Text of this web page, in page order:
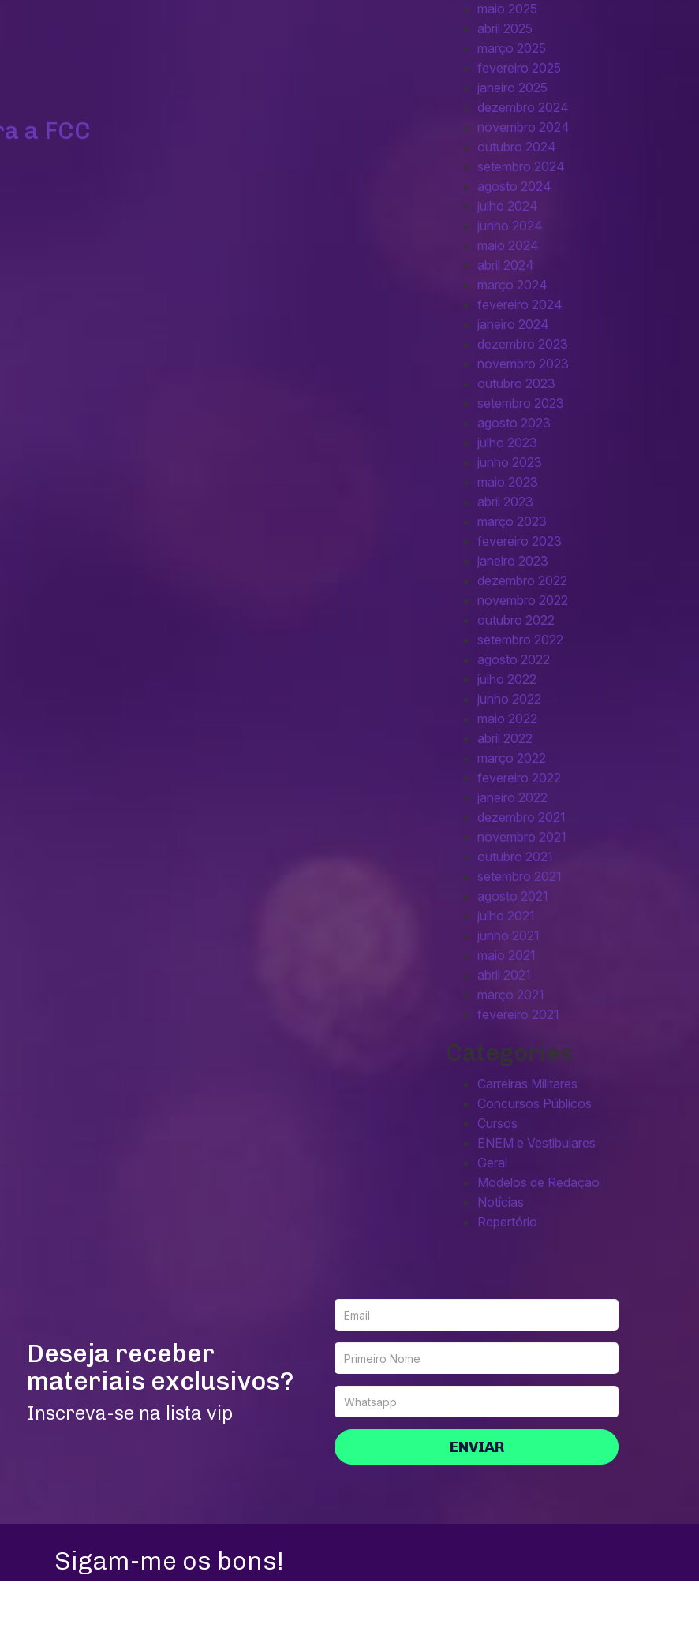
a FCC
maio 2025
abril 2025
março 2025
fevereiro 2025
janeiro 2025
dezembro 2024
novembro 2024
outubro 2024
setembro 2024
agosto 2024
julho 2024
junho 2024
maio 2024
abril 2024
março 2024
fevereiro 2024
janeiro 2024
dezembro 2023
novembro 2023
outubro 2023
setembro 2023
agosto 2023
julho 2023
junho 2023
maio 2023
abril 2023
março 2023
fevereiro 2023
janeiro 2023
dezembro 2022
novembro 2022
outubro 2022
setembro 2022
agosto 2022
julho 2022
junho 2022
maio 2022
abril 2022
março 2022
fevereiro 2022
janeiro 2022
dezembro 2021
novembro 2021
outubro 2021
setembro 2021
agosto 2021
julho 2021
junho 2021
maio 2021
abril 2021
março 2021
fevereiro 2021
Categories
Carreiras Militares
Concursos Públicos
Cursos
ENEM e Vestibulares
Geral
Modelos de Redação
Notícias
Repertório
Deseja receber
materiais exclusivos?
Inscreva-se na lista vip
ENVIAR
Sigam-me os bons!